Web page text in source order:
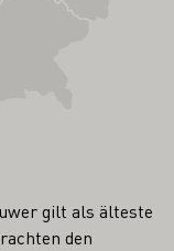
gilt als älteste
den